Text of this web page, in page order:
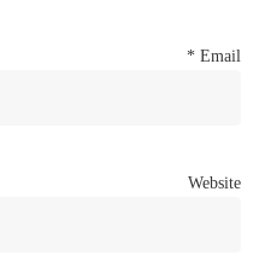
Email
*
Website